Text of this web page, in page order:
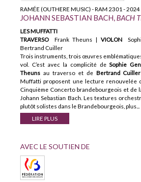
RAMÉE (OUTHERE MUSIC) - RAM 2301 - 2024
JOHANN SEBASTIAN BACH, BACH
LES MUFFATTI
TRAVERSO
Frank Theuns | VIOLON
Bertrand Cuiller
Trois instruments, trois œuvres
vol. C’est avec la complicité deSophie
Theuns au traverso et de Bertrand Cuiller
Muffatti proposent une lecture renouvelée
Cinquième Concerto brandebourgeois et de
Johann Sebastian Bach. Les textures
plutôt solistes dans le Brandebourgeois, plus...
LIRE PLUS
AVEC LE SOUTIEN DE